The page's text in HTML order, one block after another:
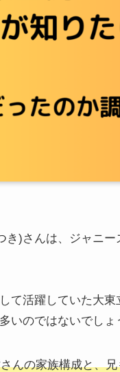
き)さんは、ジャニ
て活躍していた大
いのではないでしょ
んの家族構成と、